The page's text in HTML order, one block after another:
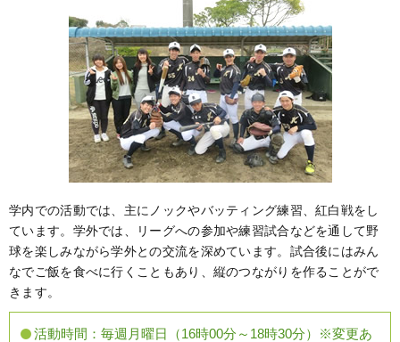
学内での活動では、主にノックやバッティング練習、紅白戦をし
ています。学外では、リーグへの参加や練習試合などを通して野
球を楽しみながら学外との交流を深めています。試合後にはみん
なでご飯を食べに行くこともあり、縦のつながりを作ることがで
きます。
活動時間： 毎週月曜日（16時00分～18時30分）※変更あ